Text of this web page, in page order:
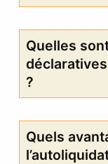
Quelles
?
Quels